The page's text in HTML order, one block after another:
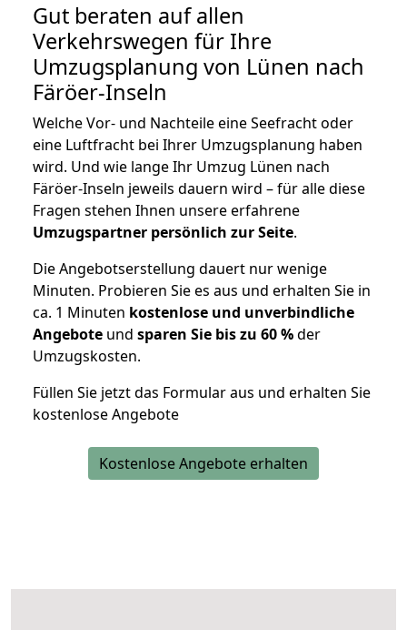
Gut beraten auf allen
Verkehrswegen für Ihre
Umzugsplanung von Lünen nach
Färöer-Inseln
Welche Vor- und Nachteile eine Seefracht oder
eine Luftfracht bei Ihrer Umzugsplanung haben
wird. Und wie lange Ihr Umzug Lünen nach
Färöer-Inseln jeweils dauern wird – für alle diese
Fragen stehen Ihnen unsere erfahrene
Umzugspartner persönlich zur Seite.
Die Angebotserstellung dauert nur wenige
Minuten. Probieren Sie es aus und erhalten Sie in
ca. 1 Minuten kostenlose und unverbindliche
Angebote und sparen Sie bis zu 60 %der
Umzugskosten.
Füllen Sie jetzt das Formular aus und erhalten Sie
kostenlose Angebote
Kostenlose Angebote erhalten